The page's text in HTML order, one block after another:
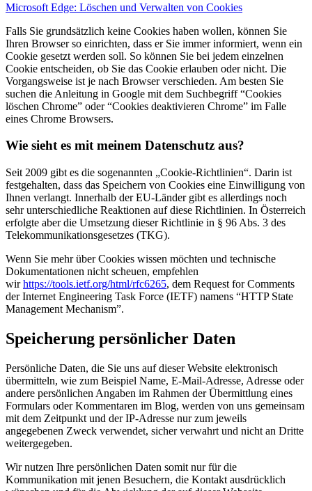
Microsoft Edge: Löschen und Verwalten von Cookies
Falls Sie grundsätzlich keine Cookies haben wollen, können Sie
Ihren Browser so einrichten, dass er Sie immer informiert, wenn ein
Cookie gesetzt werden soll. So können Sie bei jedem einzelnen
Cookie entscheiden, ob Sie das Cookie erlauben oder nicht. Die
Vorgangsweise ist je nach Browser verschieden. Am besten Sie
suchen die Anleitung in Google mit dem Suchbegriff “Cookies
löschen Chrome” oder “Cookies deaktivieren Chrome” im Falle
eines Chrome Browsers.
Wie sieht es mit meinem Datenschutz aus?
Seit 2009 gibt es die sogenannten „Cookie-Richtlinien“. Darin ist
festgehalten, dass das Speichern von Cookies eine Einwilligung von
Ihnen verlangt. Innerhalb der EU-Länder gibt es allerdings noch
sehr unterschiedliche Reaktionen auf diese Richtlinien. In Österreich
erfolgte aber die Umsetzung dieser Richtlinie in § 96 Abs. 3 des
Telekommunikationsgesetzes (TKG).
Wenn Sie mehr über Cookies wissen möchten und technische
Dokumentationen nicht scheuen, empfehlen
wirhttps://tools.ietf.org/html/rfc6265, dem Request for Comments
der Internet Engineering Task Force (IETF) namens “HTTP State
Management Mechanism”.
Speicherung persönlicher Daten
Persönliche Daten, die Sie uns auf dieser Website elektronisch
übermitteln, wie zum Beispiel Name, E-Mail-Adresse, Adresse oder
andere persönlichen Angaben im Rahmen der Übermittlung eines
Formulars oder Kommentaren im Blog, werden von uns gemeinsam
mit dem Zeitpunkt und der IP-Adresse nur zum jeweils
angegebenen Zweck verwendet, sicher verwahrt und nicht an Dritte
weitergegeben.
Wir nutzen Ihre persönlichen Daten somit nur für die
Kommunikation mit jenen Besuchern, die Kontakt ausdrücklich